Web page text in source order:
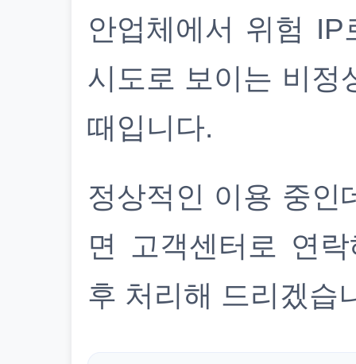
안업체에서 위험
시도로 보이는 비정
때입니다.
정상적인 이용 중인
면 고객센터로 연
후 처리해 드리겠습